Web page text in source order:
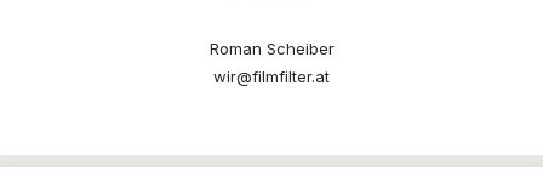
Roman Scheiber
wir@filmfilter.at